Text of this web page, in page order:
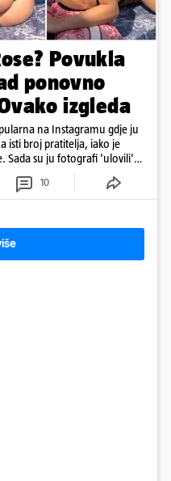
Povukla
ponovno
izgleda
na Instagramu gdje ju
isti broj pratitelja, iako je
Sada su ju fotografi 'ulovili'
10